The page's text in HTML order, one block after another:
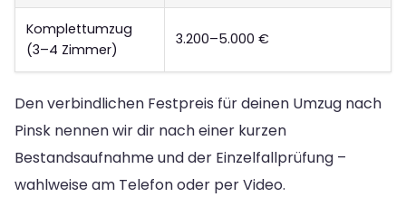
Komplettumzug
(3–4 Zimmer)
3.200–5.000 €
Den verbindlichen Festpreis für deinen Umzug nach
Pinsk nennen wir dir nach einer kurzen
Bestandsaufnahme und der Einzelfallprüfung –
wahlweise am Telefon oder per Video.